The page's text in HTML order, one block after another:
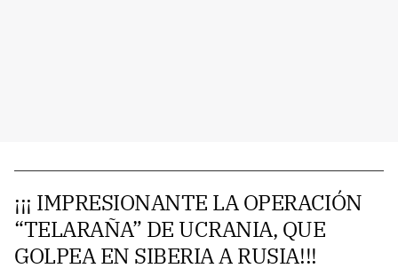
¡¡¡ IMPRESIONANTE LA OPERACIÓN
“TELARAÑA” DE UCRANIA, QUE
GOLPEA EN SIBERIA A RUSIA!!!